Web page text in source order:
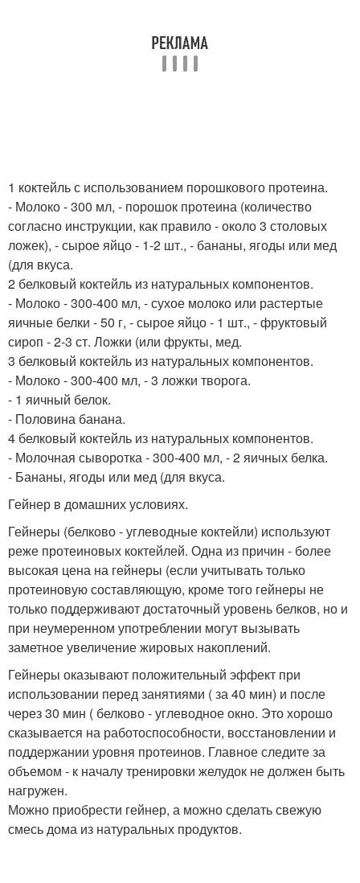
1 коктейль с использованием порошкового протеина.
- Молоко - 300 мл, - порошок протеина (количество
согласно инструкции, как правило - около 3 столовых
ложек), - сырое яйцо - 1-2 шт., - бананы, ягоды или мед
(для вкуса.
2 белковый коктейль из натуральных компонентов.
- Молоко - 300-400 мл, - сухое молоко или растертые
яичные белки - 50 г, - сырое яйцо - 1 шт., - фруктовый
сироп - 2-3 ст. Ложки (или фрукты, мед.
3 белковый коктейль из натуральных компонентов.
- Молоко - 300-400 мл, - 3 ложки творога.
- 1 яичный белок.
- Половина банана.
4 белковый коктейль из натуральных компонентов.
- Молочная сыворотка - 300-400 мл, - 2 яичных белка.
- Бананы, ягоды или мед (для вкуса.
Гейнер в домашних условиях.
Гейнеры (белково - углеводные коктейли) используют
реже протеиновых коктейлей. Одна из причин - более
высокая цена на гейнеры (если учитывать только
протеиновую составляющую, кроме того гейнеры не
только поддерживают достаточный уровень белков, но и
при неумеренном употреблении могут вызывать
заметное увеличение жировых накоплений.
Гейнеры оказывают положительный эффект при
использовании перед занятиями ( за 40 мин) и после
через 30 мин ( белково - углеводное окно. Это хорошо
сказывается на работоспособности, восстановлении и
поддержании уровня протеинов. Главное следите за
объемом - к началу тренировки желудок не должен быть
нагружен.
Можно приобрести гейнер, а можно сделать свежую
смесь дома из натуральных продуктов.